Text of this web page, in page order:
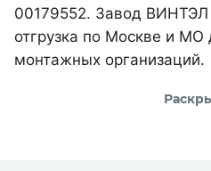
00179552. Завод
отгрузка по Москве и МО
монтажных организаций.